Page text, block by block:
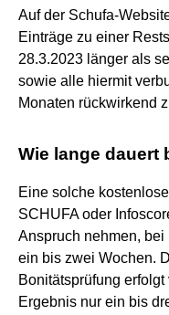
Auf der Schufa-
Einträge zu einer
28.3.2023 länger als
sowie alle hiermit
Monaten rückwirkend
Wie lange dauert
Eine solche
SCHUFA oder
Anspruch nehmen,
ein bis zwei Wochen.
Bonitätsprüfung
Ergebnis nur ein bis